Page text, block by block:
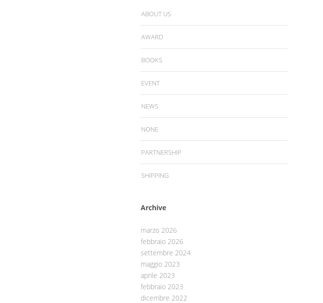
ABOUT US
AWARD
BOOKS
EVENT
NEWS
NONE
PARTNERSHIP
SHIPPING
Archive
marzo 2026
febbraio 2026
settembre 2024
maggio 2023
aprile 2023
febbraio 2023
dicembre 2022